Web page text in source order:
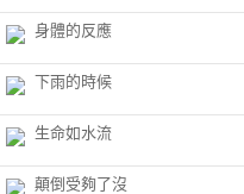
身體的反應
下雨的時候
生命如水流
顛倒受夠了沒